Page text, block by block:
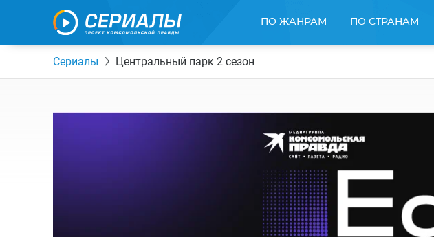
ПО ЖАНРАМ ПО СТРАНАМ
Сериалы Центральный парк 2 сезон